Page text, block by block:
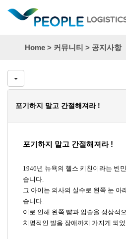
Home > 커뮤니티 > 공지사항
포기하지 말고 간절해져라 !
포기하지 말고 간절해져라!
1946년 뉴욕의 헬스 키친이라는 빈
습니다.
그 아이는 의사의 실수로 왼쪽 눈 아
습니다.
이로 인해 왼쪽 뺨과 입술을 정상적
치명적인 발음 장애까지 가지게 되